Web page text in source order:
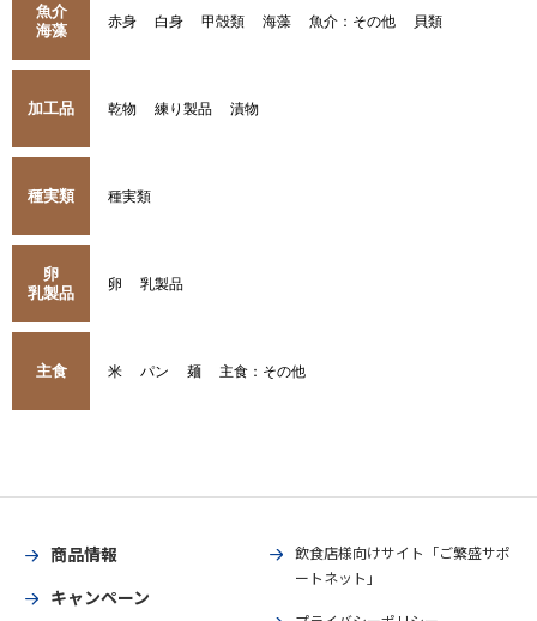
魚介
海藻
赤身 白身 甲殻類 海藻 魚介：その他 貝類
加工品 乾物 練り製品 漬物
種実類 種実類
卵
乳製品
卵 乳製品
主食 米 パン 麺 主食：その他
商品情報
キャンペーン
飲食店様向けサイト「ご繁盛サポ
ートネット」